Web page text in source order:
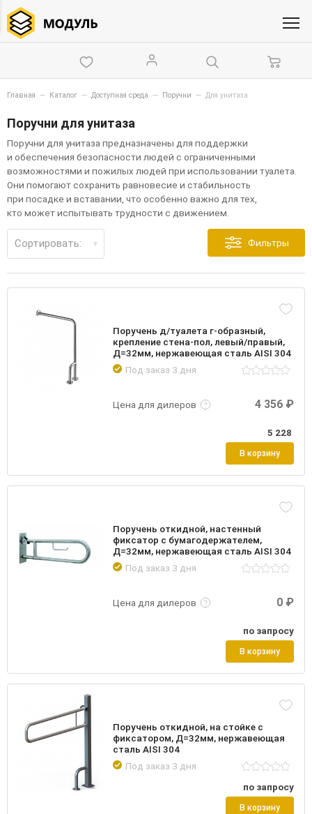
Главная — Каталог — Доступная среда — Поручни — Для унитаза
Поручни для унитаза
Поручни для унитаза предназначены для поддержки
и обеспечения безопасности людей с ограниченными
возможностями и пожилых людей при использовании туалета.
Они помогают сохранить равновесие и стабильность
при посадке и вставании, что особенно важно для тех,
кто может испытывать трудности с движением.
Фильтры
Сортировать:
Поручень д/туалета г-образный,
крепление стена-пол, левый/правый,
Д=32мм, нержавеющая сталь AISI 304
Под заказ 3 дня
Цена для дилеров
Подробнее Войти
4 356 ₽
5 228
В корзину
Поручень откидной, настенный
фиксатор с бумагодержателем,
Д=32мм, нержавеющая сталь AISI 304
Под заказ 3 дня
Цена для дилеров
Подробнее Войти
0 ₽
по запросу
В корзину
Поручень откидной, на стойке с
фиксатором, Д=32мм, нержавеющая
сталь AISI 304
Под заказ 3 дня
по запросу
В корзину